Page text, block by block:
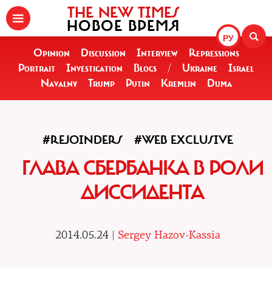
РУ
THE NEW TIMES
НОВОЕ ВРЕМЯ
Opinion Discussion Interview
Repressions
Portrait
Investigation Blogs / Ukraine
Israel
Navalny
Trump Putin Kremlin Duma
#REJOINDERS #WEB EXCLUSIVE
ГЛАВА СБЕРБАНКА В РОЛИ
ДИССИДЕНТА
2014.05.24 | Sergey Hazov-Kassia